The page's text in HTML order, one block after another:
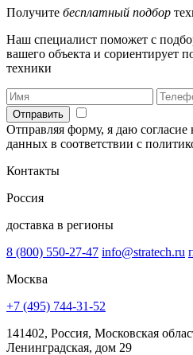
Получите бесплатный подбор
Наш специалист поможет с
вашего объекта и сориентирует
техники
Отправить
Отправляя форму, я даю
данных в соответствии с
Контакты
Россия
доставка в регионы
8 (800) 550-27-47 info@stratech.ru
Москва
+7 (495) 744-31-52
141402, Россия, Московская
Ленинградская, дом 29